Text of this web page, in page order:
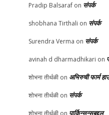
Pradip Balsaraf on संपर्क
shobhana Tirthali on संपर्क
Surendra Verma on संपर्क
avinah d dharmadhikari on
शोभना तीर्थळी on अभिरुची फार्म
शोभना तीर्थळी on संपर्क
पार्किन्सन्सबद्दल